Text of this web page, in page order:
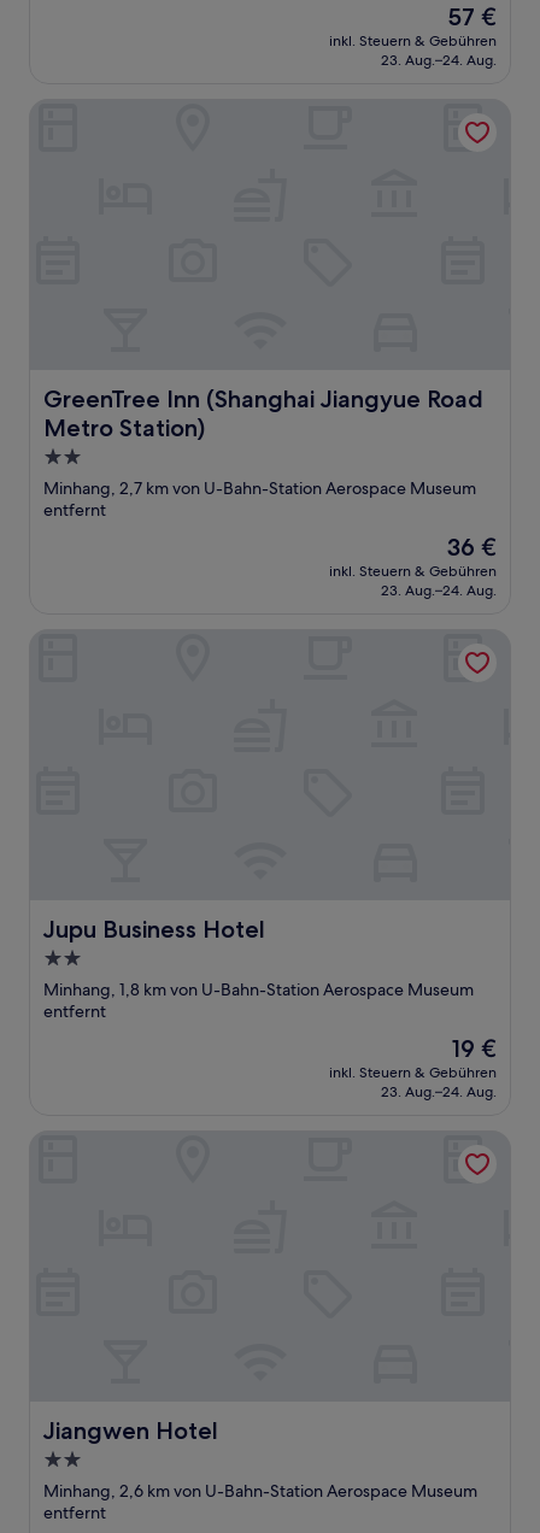
Der
Preis
beträgt
57 €
inkl. Steuern & Gebühren
23. Aug.–24. Aug.
GreenTree Inn (Shanghai Jiangyue Road
Metro Station)
GreenTree Inn (Shanghai Jiangyue Road Metro Station)
2.0-
Sterne-
Unterkunft
Minhang, 2,7 km von U-Bahn-Station Aerospace Museum
entfernt
Der
Preis
beträgt
36 €
inkl. Steuern & Gebühren
23. Aug.–24. Aug.
GreenTree Inn (Shanghai Jiangyue Road Metro Station)
Jupu Business Hotel
Jupu Business Hotel
2.0-
Sterne-
Unterkunft
Minhang, 1,8 km von U-Bahn-Station Aerospace Museum
entfernt
Der
Preis
beträgt
19 €
inkl. Steuern & Gebühren
23. Aug.–24. Aug.
Jiangwen Hotel
Jiangwen Hotel
2.0-
Sterne-
Unterkunft
Minhang, 2,6 km von U-Bahn-Station Aerospace Museum
entfernt